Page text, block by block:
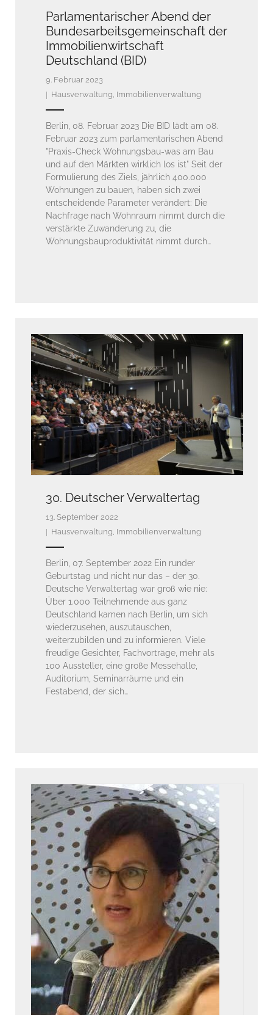
Formulare
Kontakt
LOGIN
Parlamentarischer Abend der
Bundesarbeitsgemeinschaft der
Immobilienwirtschaft
Deutschland (BID)
9. Februar 2023
Hausverwaltung Immobilienverwaltung
Berlin, 08. Februar 2023 Die BID lädt am 08.
Februar 2023 zum parlamentarischen Abend
"Praxis-Check Wohnungsbau-was am Bau
und auf den Märkten wirklich los ist" Seit der
Formulierung des Ziels, jährlich 400.000
Wohnungen zu bauen, haben sich zwei
entscheidende Parameter verändert: Die
Nachfrage nach Wohnraum nimmt durch die
verstärkte Zuwanderung zu, die
Wohnungsbauproduktivität nimmt durch…
30. Deutscher Verwaltertag
13. September 2022
Hausverwaltung, Immobilienverwaltung
Berlin, 07. September 2022 Ein runder
Geburtstag und nicht nur das – der 30.
Deutsche Verwaltertag war groß wie nie:
Über 1.000 Teilnehmende aus ganz
Deutschland kamen nach Berlin, um sich
wiederzusehen, auszutauschen,
weiterzubilden und zu informieren. Viele
freudige Gesichter, Fachvorträge, mehr als
100 Aussteller, eine große Messehalle,
Auditorium, Seminarräume und ein
Festabend, der sich…